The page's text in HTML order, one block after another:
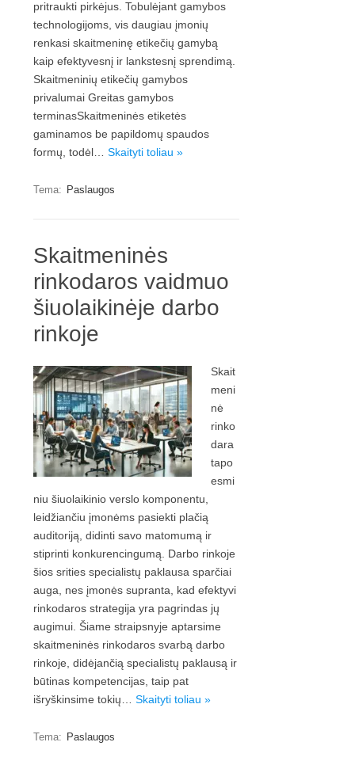
pritraukti pirkėjus. Tobulėjant gamybos
technologijoms, vis daugiau įmonių
renkasi skaitmeninę etikečių gamybą
kaip efektyvesnį ir lankstesnį sprendimą.
Skaitmeninių etikečių gamybos
privalumai Greitas gamybos
terminasSkaitmeninės etiketės
gaminamos be papildomų spaudos
formų, todėl… Skaityti toliau »
Tema: Paslaugos
Skaitmeninės
rinkodaros vaidmuo
šiuolaikinėje darbo
rinkoje
Skait
meni
nė
rinko
dara
tapo
esmi
niu šiuolaikinio verslo komponentu,
leidžiančiu įmonėms pasiekti plačią
auditoriją, didinti savo matomumą ir
stiprinti konkurencingumą. Darbo rinkoje
šios srities specialistų paklausa sparčiai
auga, nes įmonės supranta, kad efektyvi
rinkodaros strategija yra pagrindas jų
augimui. Šiame straipsnyje aptarsime
skaitmeninės rinkodaros svarbą darbo
rinkoje, didėjančią specialistų paklausą ir
būtinas kompetencijas, taip pat
išryškinsime tokių… Skaityti toliau »
Tema: Paslaugos